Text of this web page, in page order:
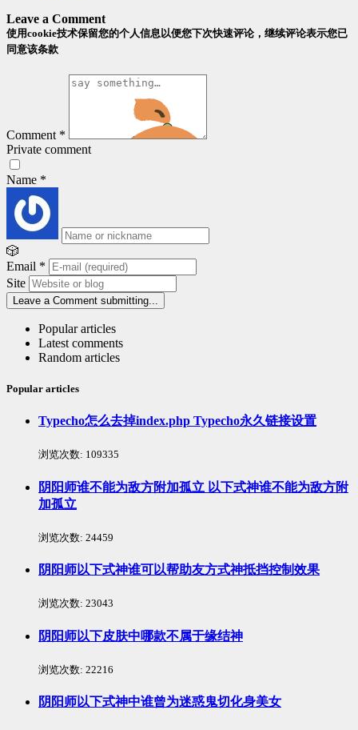
Leave a Comment
使用cookie技术保留您的个人信息以便您下次快速评论，继续评论表示您已
同意该条款
Comment *
Private comment
Name *
🎲
Email *
Site
Leave a Comment submitting...
Popular articles
Latest comments
Random articles
Popular articles
Typecho怎么去掉index.php Typecho永久链接设置
浏览次数: 109335
阴阳师谁不能为敌方附加孤立 以下式神谁不能为敌方附
加孤立
浏览次数: 24459
阴阳师以下式神谁可以帮助友方式神抵挡控制效果
浏览次数: 23043
阴阳师以下皮肤中哪款不属于缘结神
浏览次数: 22216
阴阳师以下式神中谁曾为迷惑鬼切化身美女